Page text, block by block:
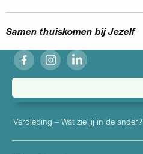
Samen thuiskomen bij Jezelf
fb ig in
Verdieping – Wat zie jij in de ander?